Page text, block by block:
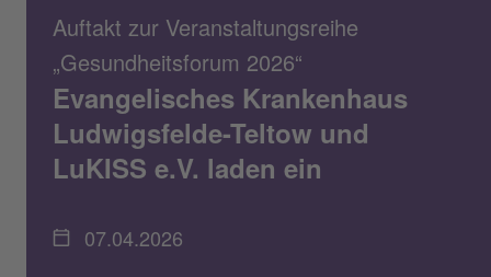
Auftakt zur Veranstaltungsreihe
„Gesundheitsforum 2026“
Evangelisches Krankenhaus
Ludwigsfelde-Teltow und
LuKISS e.V. laden ein
07.04.2026